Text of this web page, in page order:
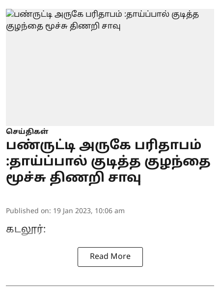
செய்திகள்
பண்ருட்டி அருகே பரிதாபம்
:தாய்ப்பால் குடித்த குழந்தை
மூச்சு திணறி சாவு
Published on: 19 Jan 2023, 10:06 am
கடலூர்:
Read More